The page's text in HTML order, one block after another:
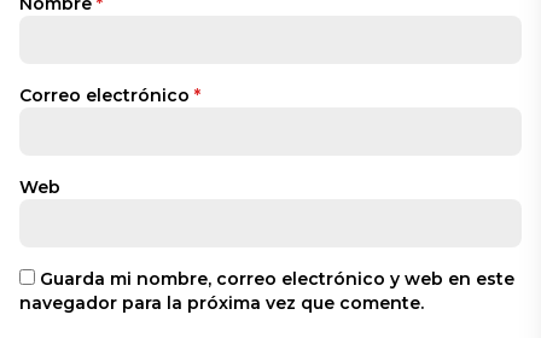
Correo electrónico *
Web
Guarda mi nombre, correo electrónico y web en este
navegador para la próxima vez que comente.